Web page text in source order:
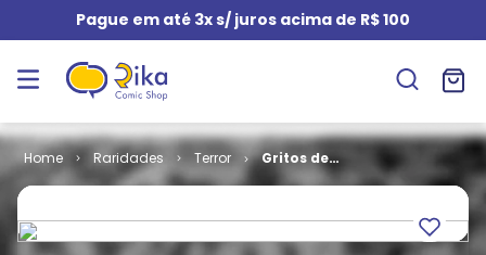
Pague em até 3x s/ juros acima de R$ 100
Raridades Terror
Gritos de
Terror # 1